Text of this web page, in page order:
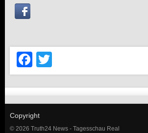
Facebook
Copyright
© 2026 Truth24 News - Tagesschau Real